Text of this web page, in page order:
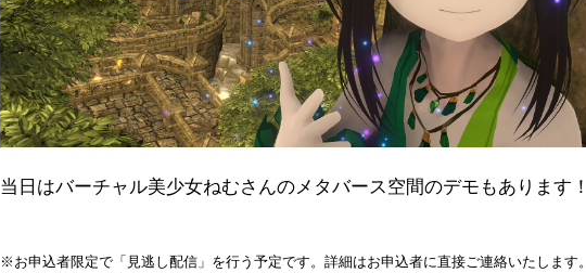
当日はバーチャル美少女ねむさんのメタバース空間のデモもあります！
※お申込者限定で「見逃し配信」を行う予定です。詳細はお申込者に直接ご連絡いたします。